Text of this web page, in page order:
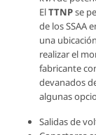
ElTTNPse
de los SSAA
una
realizar el
fabricante
devanados
algunas
Salidas de